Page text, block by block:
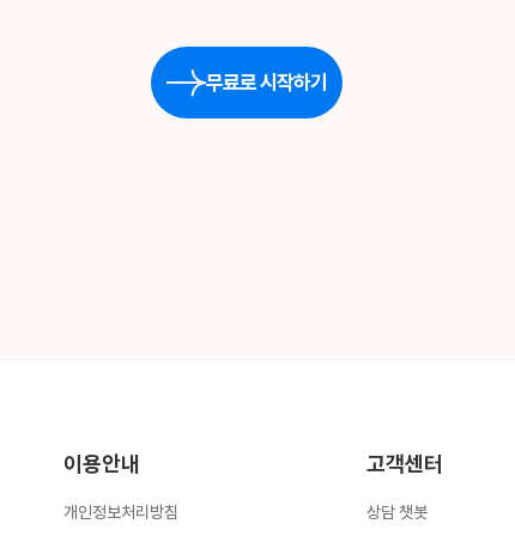
무료로 시작하기
이용안내
개인정보처리방침
고객센터
상담 챗봇